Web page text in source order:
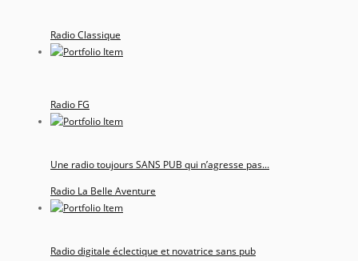
Radio Classique
Radio FG
Une radio toujours SANS PUB qui n’agresse pas...
Radio La Belle Aventure
Radio digitale éclectique et novatrice sans pub